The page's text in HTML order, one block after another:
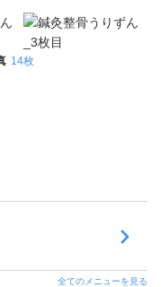
14枚
全てのメニューを見る